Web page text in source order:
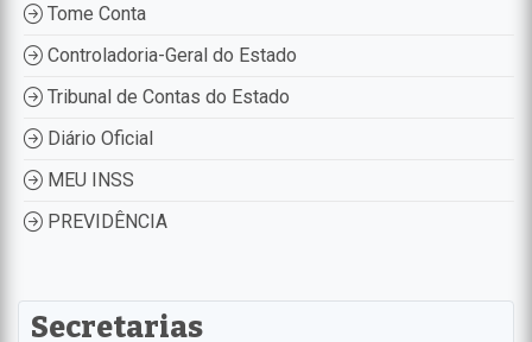
Tome Conta
Controladoria-Geral do Estado
Tribunal de Contas do Estado
Diário Oficial
MEU INSS
PREVIDÊNCIA
Secretarias